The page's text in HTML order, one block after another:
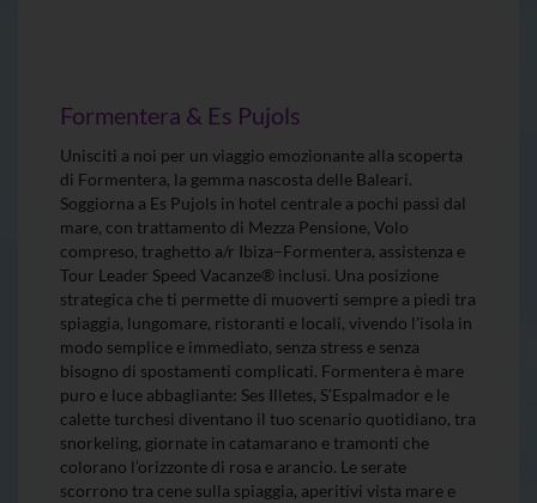
Formentera & Es Pujols
Unisciti a noi per un viaggio emozionante alla scoperta
di Formentera, la gemma nascosta delle Baleari.
Soggiorna a Es Pujols in hotel centrale a pochi passi dal
mare, con trattamento di Mezza Pensione, Volo
compreso, traghetto a/r Ibiza–Formentera, assistenza e
Tour Leader Speed Vacanze® inclusi. Una posizione
strategica che ti permette di muoverti sempre a piedi tra
spiaggia, lungomare, ristoranti e locali, vivendo l’isola in
modo semplice e immediato, senza stress e senza
bisogno di spostamenti complicati. Formentera è mare
puro e luce abbagliante: Ses Illetes, S’Espalmador e le
calette turchesi diventano il tuo scenario quotidiano, tra
snorkeling, giornate in catamarano e tramonti che
colorano l’orizzonte di rosa e arancio. Le serate
scorrono tra cene sulla spiaggia, aperitivi vista mare e